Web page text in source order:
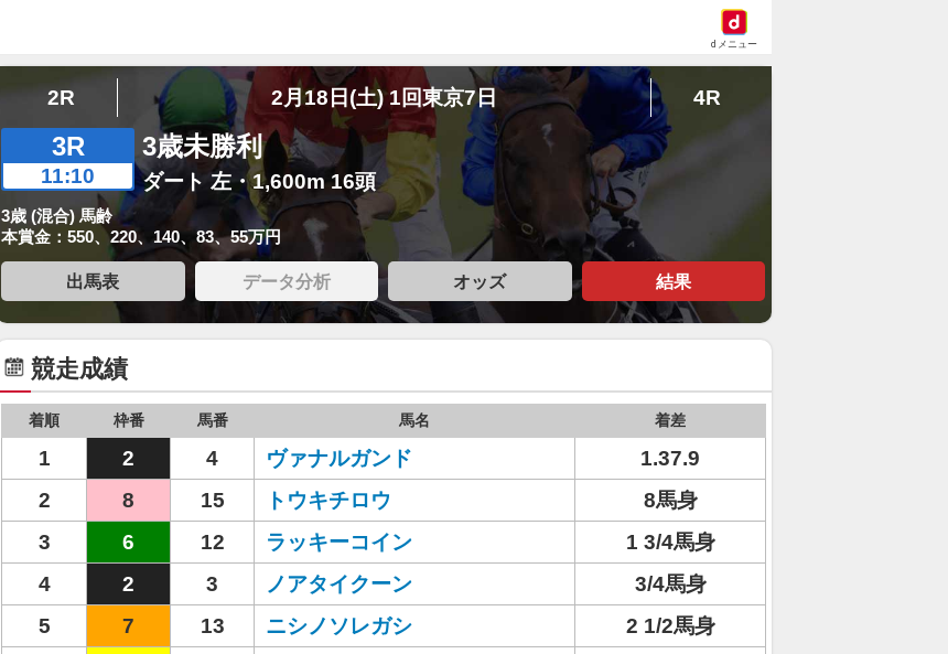
dメニュー
2R 2月18日(土) 1回東京7日 4R
3R
11:10
3歳未勝利
ダート 左・1,600m 16頭
3歳 (混合) 馬齢
本賞金：550、220、140、83、55万円
出馬表 データ分析 オッズ 結果
競走成績
着順 枠番 馬番 馬名 着差
1 2 4 ヴァナルガンド
1.37.9
2
8 15 トウキチロウ
8馬身
3
6 12 ラッキーコイン
1 3/4馬身
4
2 3 ノアタイクーン
3/4馬身
5
7 13 ニシノソレガシ
2 1/2馬身